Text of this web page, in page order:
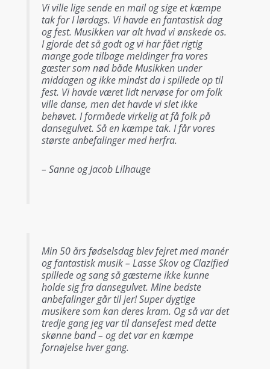
Vi ville lige sende en mail og sige et kæmpe
tak for I lørdags. Vi havde en fantastisk dag
og fest. Musikken var alt hvad vi ønskede os.
I gjorde det så godt og vi har fået rigtig
mange gode tilbage meldinger fra vores
gæster som nød både Musikken under
middagen og ikke mindst da i spillede op til
fest. Vi havde været lidt nervøse for om folk
ville danse, men det havde vi slet ikke
behøvet. I formåede virkelig at få folk på
dansegulvet. Så en kæmpe tak. I får vores
største anbefalinger med herfra.
– Sanne og Jacob Lilhauge
Min 50 års fødselsdag blev fejret med manér
og fantastisk musik – Lasse Skov og Clazified
spillede og sang så gæsterne ikke kunne
holde sig fra dansegulvet. Mine bedste
anbefalinger går til jer! Super dygtige
musikere som kan deres kram. Og så var det
tredje gang jeg var til dansefest med dette
skønne band – og det var en kæmpe
fornøjelse hver gang.